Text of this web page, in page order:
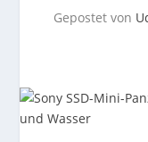
Gepostet von